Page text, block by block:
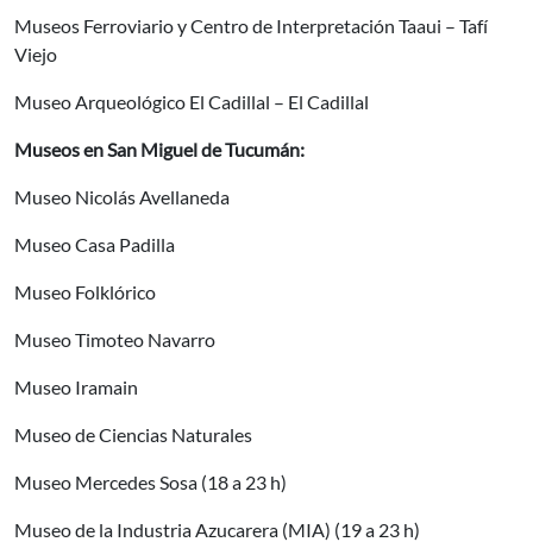
Museos Ferroviario y Centro de Interpretación Taaui – Tafí
Viejo
Museo Arqueológico El Cadillal – El Cadillal
Museos en San Miguel de Tucumán:
Museo Nicolás Avellaneda
Museo Casa Padilla
Museo Folklórico
Museo Timoteo Navarro
Museo Iramain
Museo de Ciencias Naturales
Museo Mercedes Sosa (18 a 23 h)
Museo de la Industria Azucarera (MIA) (19 a 23 h)